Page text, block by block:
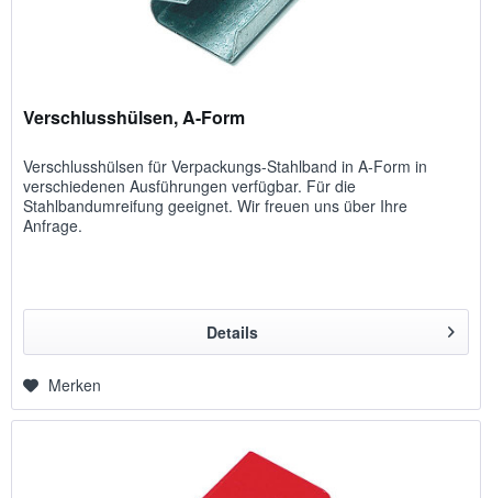
Verschlusshülsen, A-Form
Verschlusshülsen für Verpackungs-Stahlband in A-Form in
verschiedenen Ausführungen verfügbar. Für die
Stahlbandumreifung geeignet. Wir freuen uns über Ihre
Anfrage.
Details
Merken